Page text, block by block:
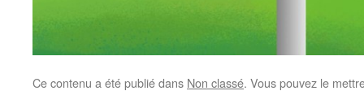
Ce contenu a été publié dans Non classé. Vous pouvez le